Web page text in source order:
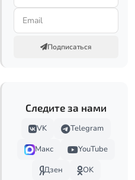
Подписаться
Следите за нами
VK
Telegram
Макс
YouTube
Дзен
OK